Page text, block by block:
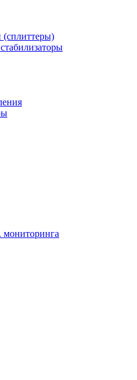
(сплиттеры)
мониторинга